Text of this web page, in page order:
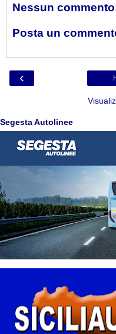
Nessun
Posta un
‹
Segesta Autolinee